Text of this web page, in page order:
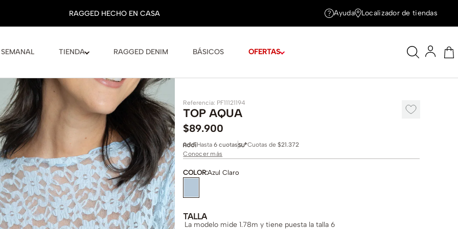
TIENDA RAGGED DENIM BÁSICOS OFERTAS
Ayuda Localizador de tiendas
Referencia: PF11121194
TOP AQUA
$89.900
Hasta6 cuotas Cuotas de$21.372
Conocer más
COLOR:Azul Claro
TALLA
La modelo mide 1.78m y tiene puesta la talla 6